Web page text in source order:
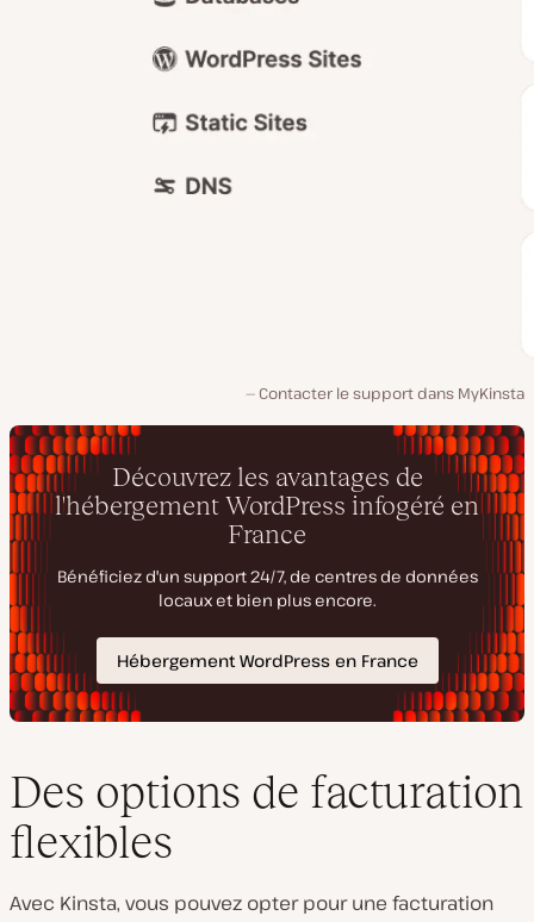
Contacter le support dans MyKinsta
Des options de facturation
flexibles
Avec Kinsta, vous pouvez opter pour une facturation